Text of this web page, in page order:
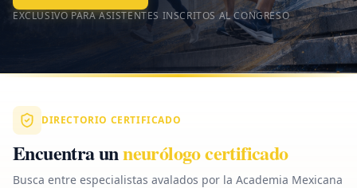
EXCLUSIVO PARA ASISTENTES INSCRITOS AL CONGRESO
DIRECTORIO CERTIFICADO
Encuentra unneurólogo certificado
Busca entre especialistas avalados por la Academia Mexicana